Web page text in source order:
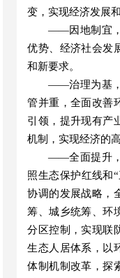
变，实现经济发展
——因地制宜
优势、经济社会发
和新要求。
——治理为基
管并重，全面改善
引领，提升现有产
机制，实现经济的
——全面提升
照生态保护红线和“
协调的发展战略，
筹、城乡统筹、环
分区控制
，实现联
生态人居体系，以
体制机制改革，探